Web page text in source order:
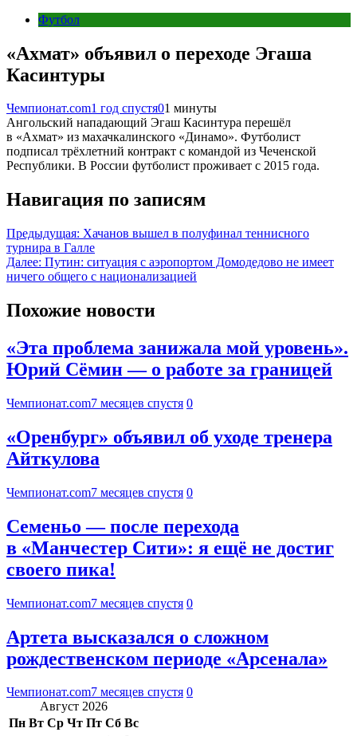
Футбол
«Ахмат» объявил о переходе Эгаша
Касинтуры
Чемпионат.com1 год спустя01 минуты
Ангольский нападающий Эгаш Касинтура перешёл
в «Ахмат» из махачкалинского «Динамо». Футболист
подписал трёхлетний контракт с командой из Чеченской
Республики. В России футболист проживает с 2015 года.
Навигация по записям
Предыдущая: Хачанов вышел в полуфинал теннисного
турнира в Галле
Далее: Путин: ситуация с аэропортом Домодедово не имеет
ничего общего с национализацией
Похожие новости
«Эта проблема занижала мой уровень».
Юрий Сёмин — о работе за границей
Чемпионат.com7 месяцев спустя 0
«Оренбург» объявил об уходе тренера
Айткулова
Чемпионат.com7 месяцев спустя 0
Семеньо — после перехода
в «Манчестер Сити»: я ещё не достиг
своего пика!
Чемпионат.com7 месяцев спустя 0
Артета высказался о сложном
рождественском периоде «Арсенала»
Чемпионат.com7 месяцев спустя 0
Август 2026
Пн Вт Ср Чт Пт Сб Вс